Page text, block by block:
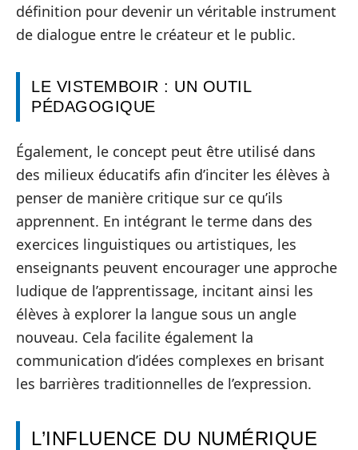
définition pour devenir un véritable instrument
de dialogue entre le créateur et le public.
LE VISTEMBOIR : UN OUTIL
PÉDAGOGIQUE
Également, le concept peut être utilisé dans
des milieux éducatifs afin d’inciter les élèves à
penser de manière critique sur ce qu’ils
apprennent. En intégrant le terme dans des
exercices linguistiques ou artistiques, les
enseignants peuvent encourager une approche
ludique de l’apprentissage, incitant ainsi les
élèves à explorer la langue sous un angle
nouveau. Cela facilite également la
communication d’idées complexes en brisant
les barrières traditionnelles de l’expression.
L’INFLUENCE DU NUMÉRIQUE